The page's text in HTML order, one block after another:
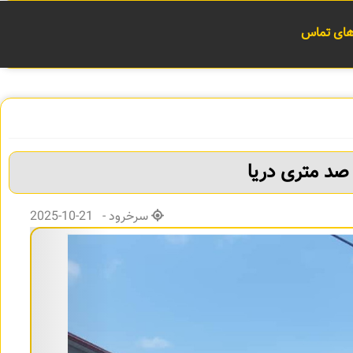
های تماس
متری دریا
سرخرود - 21-10-2025